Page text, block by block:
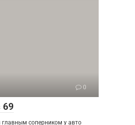
0
69
соперником у авто